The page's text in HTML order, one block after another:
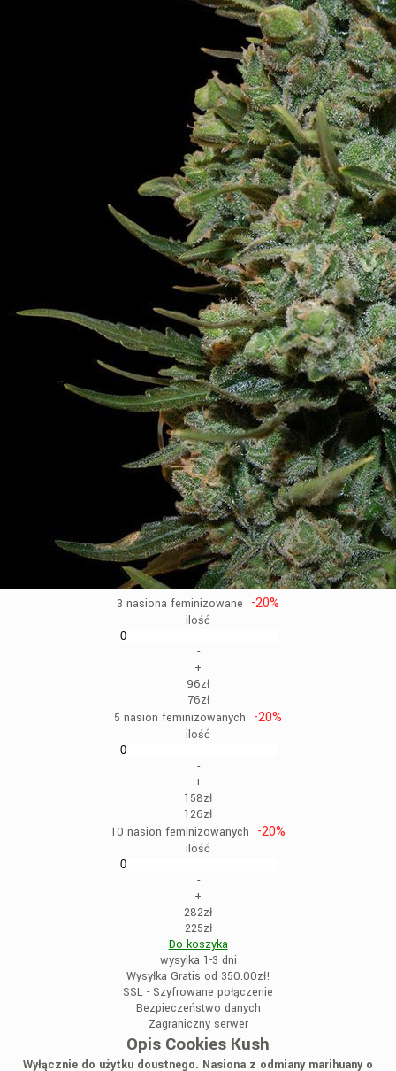
3 nasiona feminizowane -20%
ilość
-
+
96zł
76zł
5 nasion feminizowanych
-20%
ilość
-
+
158zł
126zł
10 nasion feminizowanych
-20%
ilość
-
+
282zł
225zł
Do koszyka
wysylka 1-3 dni
Wysyłka Gratis od 350.00zł!
SSL - Szyfrowane połączenie
Bezpieczeństwo danych
Zagraniczny serwer
Opis Cookies Kush
Wyłącznie do użytku doustnego. Nasiona z odmiany marihuany o